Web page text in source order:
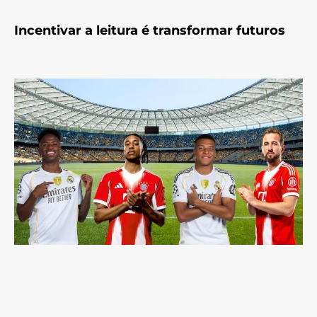
Incentivar a leitura é transformar futuros